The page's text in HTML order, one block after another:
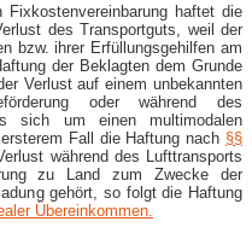
Fixkostenvereinbarung haftet die
des Transportguts, weil der
bzw. ihrer Erfüllungsgehilfen am
der Beklagten dem Grunde
Verlust auf einem unbekannten
oder während des
sich um einen multimodalen
Fall die Haftung nach §§
während des Lufttransports
zu Land zum Zwecke der
gehört, so folgt die Haftung
Übereinkommen.